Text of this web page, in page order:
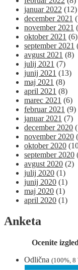
januar 2022 (12)
december 2021
november 2021
oktober 2021 (6)
september 2021
avgust 2021 (8)
julij 2021 (7)
junij 2021 (13)
maj 2021 (8)
april 2021 (8)
marec 2021 (6)
februar 2021 (9)
januar 2021 (7)
december 2020
november 2020
oktober 2020
september 2020
avgust 2020 (2)
julij 2020 (1)
junij 2020 (1)
maj 2020 (1)
april 2020 (1)
Anketa
Ocenite
Odlična (100%, 8